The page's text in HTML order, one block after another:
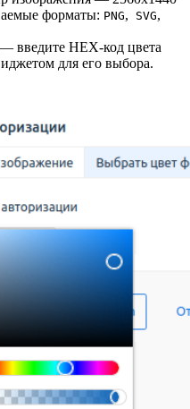
форматы: PNG, SVG,
— введите HEX-код цвета
для его выбора.